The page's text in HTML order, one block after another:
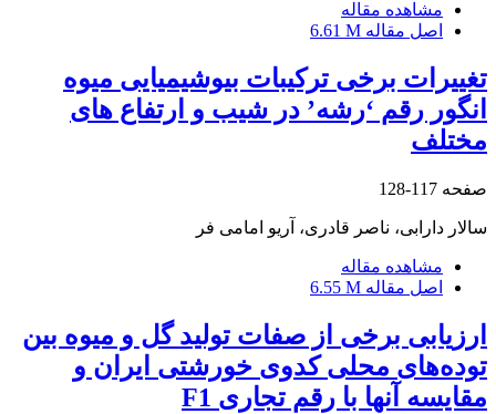
مشاهده مقاله
اصل مقاله 6.61 M
تغییرات برخی ترکیبات بیوشیمیایی میوه
انگور رقم ‘رشه’ در شیب و ارتفاع های
مختلف
صفحه 117-128
سالار دارابی، ناصر قادری، آریو امامی فر
مشاهده مقاله
اصل مقاله 6.55 M
ارزیابی برخی از صفات تولید گل و میوه بین
توده‌های محلی کدوی خورشتی ایران و
مقایسه آنها با رقم تجاری F1